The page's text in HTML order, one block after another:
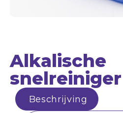
Alkalische
snelreiniger
Beschrijving